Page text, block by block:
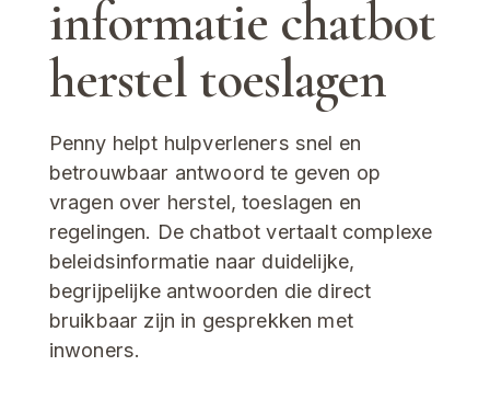
informatie chatbot
herstel toeslagen
Penny helpt hulpverleners snel en
betrouwbaar antwoord te geven op
vragen over herstel, toeslagen en
regelingen. De chatbot vertaalt complexe
beleidsinformatie naar duidelijke,
begrijpelijke antwoorden die direct
bruikbaar zijn in gesprekken met
inwoners.